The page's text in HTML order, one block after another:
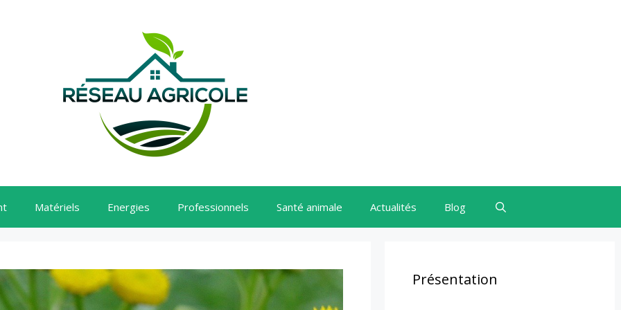
Matériels Energies Professionnels Santé animale Actualités Blog
Présentation